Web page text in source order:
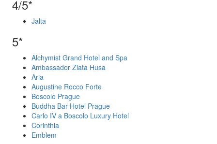
4/5*
Jalta
5*
Alchymist Grand Hotel and Spa
Ambassador Zlata Husa
Aria
Augustine Rocco Forte
Boscolo Prague
Buddha Bar Hotel Prague
Carlo IV a Boscolo Luxury Hotel
Corinthia
Emblem